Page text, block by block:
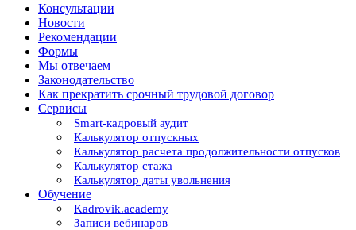
Консультации
Новости
Рекомендации
Формы
Мы отвечаем
Законодательство
Как прекратить срочный трудовой договор
Сервисы
Smart-кадровый аудит
Калькулятор отпускных
Калькулятор расчета продолжительности отпусков
Калькулятор стажа
Калькулятор даты увольнения
Обучение
Kadrovik.academy
Записи вебинаров